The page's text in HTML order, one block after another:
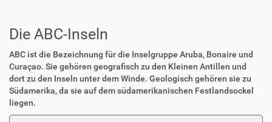
Die ABC-Inseln
ABC ist die Bezeichnung für die Inselgruppe Aruba, Bonaire und
Curaçao. Sie gehören geografisch zu den Kleinen Antillen und
dort zu den Inseln unter dem Winde. Geologisch gehören sie zu
Südamerika, da sie auf dem südamerikanischen Festlandsockel
liegen.